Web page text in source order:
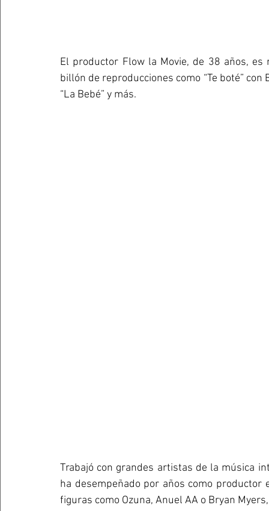
El productor Flow la Movie, de 38 años,
billón de reproducciones como “Te boté” con
“La Bebé” y más.
Trabajó con grandes artistas de la música
ha desempeñado por años como productor
figuras como Ozuna, Anuel AA o Bryan